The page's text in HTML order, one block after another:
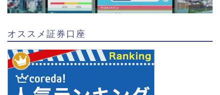
オススメ証券口座